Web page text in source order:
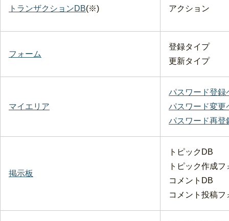
トランザクションDB(※) アクション
フォーム
登録タイプ
更新タイプ
マイエリア
パスワード登録
パスワード変更
パスワード再登
掲示板
トピックDB
トピック作成フ
コメントDB
コメント投稿フ